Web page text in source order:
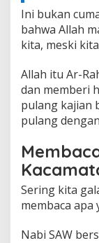
Ini bukan
bahwa Allah
kita, meski
Allah itu Ar-
dan memberi
pulang kajian
pulang
Sering kita
membaca apa
Nabi SAW